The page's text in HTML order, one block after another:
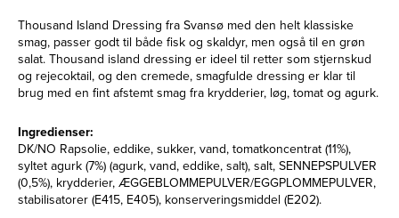
Thousand Island Dressing fra Svansø med den helt klassiske
smag, passer godt til både fisk og skaldyr, men også til en grøn
salat. Thousand island dressing er ideel til retter som stjernskud
og rejecoktail, og den cremede, smagfulde dressing er klar til
brug med en fint afstemt smag fra krydderier, løg, tomat og agurk.
Ingredienser:
DK/NO Rapsolie, eddike, sukker, vand, tomatkoncentrat (11%),
syltet agurk (7%) (agurk, vand, eddike, salt), salt, SENNEPSPULVER
(0,5%), krydderier, ÆGGEBLOMMEPULVER/EGGPLOMMEPULVER,
stabilisatorer (E415, E405), konserveringsmiddel (E202).